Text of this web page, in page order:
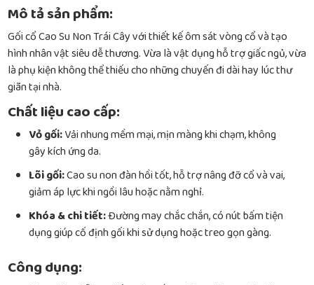
Mô tả sản phẩm:
Gối cổ Cao Su Non Trái Cây với thiết kế ôm sát vòng cổ và tạo
hình nhân vật siêu dễ thương. Vừa là vật dụng hỗ trợ giấc ngủ, vừa
là phụ kiện không thể thiếu cho những chuyến đi dài hay lúc thư
giãn tại nhà.
Chất liệu cao cấp:
Vỏ gối:Vải nhung mềm mại, mịn màng khi chạm, không
gây kích ứng da.
Lõi gối:Cao su non đàn hồi tốt, hỗ trợ nâng đỡ cổ và vai,
giảm áp lực khi ngồi lâu hoặc nằm nghỉ.
Khóa & chi tiết:Đường may chắc chắn, có nút bấm tiện
dụng giúp cố định gối khi sử dụng hoặc treo gọn gàng.
Công dụng: